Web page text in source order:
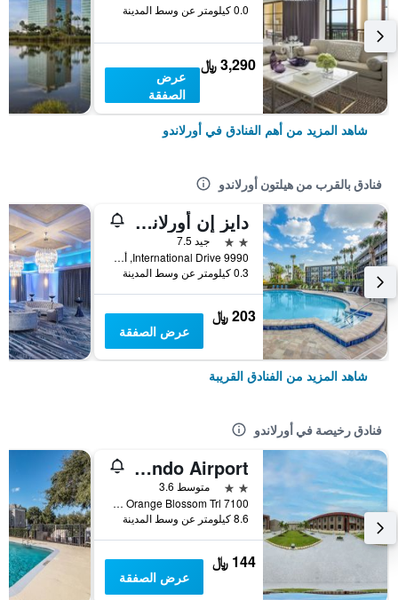
0.0 كيلومتر عن وسط المدينة
3,290 ﷼
عرض
الصفقة
شاهد المزيد من أهم الفنادق في أورلاندو
فنادق بالقرب من هيلتون أورلاندو
دايز إن أورلاندو كونفنش سنتر/ إنترناشونال درايف
2 نجمتين
جيد 7.5
9990 International Drive, أورلاندو, FL, الولايات المتحدة الأميريكية
0.3 كيلومتر عن وسط المدينة
203 ﷼
عرض الصفقة
شاهد المزيد من الفنادق القريبة
فنادق رخيصة في أورلاندو
OYO Hotel Orlando Airport
2 نجمتين
متوسط 3.6
7100 s Orange Blossom Trl, أورلاندو, FL, الولايات المتحدة الأميريكية
8.6 كيلومتر عن وسط المدينة
144 ﷼
عرض الصفقة